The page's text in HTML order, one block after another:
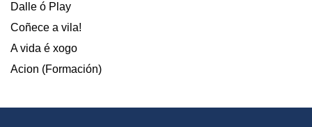
Dalle ó Play
Coñece a vila!
A vida é xogo
Acion (Formación)